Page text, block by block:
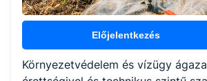
Választható szakmairányok:
Természetvédelem
Környezetvédelem
Igazgatás
Előjelentkezés
Környezetvédelem és vízügy